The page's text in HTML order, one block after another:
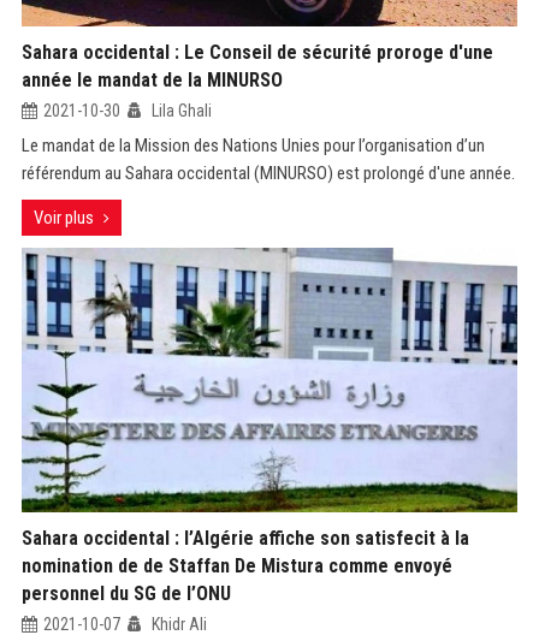
Sahara occidental : Le Conseil de sécurité proroge d'une
année le mandat de la MINURSO
2021-10-30 Lila Ghali
Le mandat de la Mission des Nations Unies pour l’organisation d’un
référendum au Sahara occidental (MINURSO) est prolongé d'une année.
Voir plus
Sahara occidental : l’Algérie affiche son satisfecit à la
nomination de de Staffan De Mistura comme envoyé
personnel du SG de l’ONU
2021-10-07 Khidr Ali